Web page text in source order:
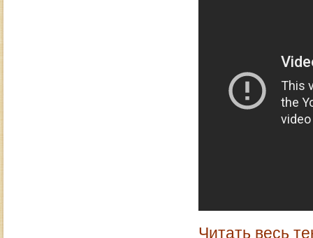
Читать весь